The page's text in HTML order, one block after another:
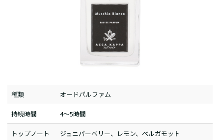
種類 オードパルファム
持続時間 4～5時間
トップノート ジュニパーベリー、レモン、ベルガモット